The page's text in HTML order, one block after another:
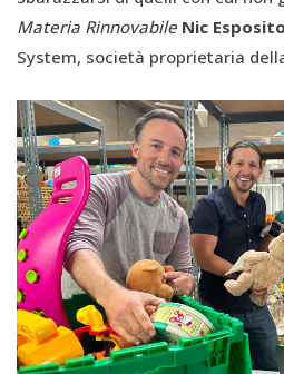
Materia Rinnovabile Nic Esposito
System, società proprietaria